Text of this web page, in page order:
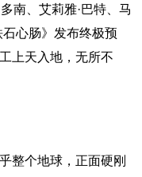
南、艾莉雅·巴特、马
心肠》发布终极预
上天入地，无所不
整个地球，正面硬刚